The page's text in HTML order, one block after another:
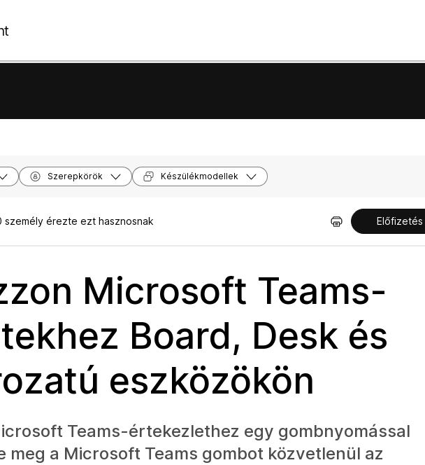
Szerepkörök Készülékmodellek
személy érezte ezt hasznosnak Előfizetés
Microsoft Teams-
Board, Desk és
eszközökön
Teams-értekezlethez egy gombnyomással
meg a Microsoft Teams gombot közvetlenül az